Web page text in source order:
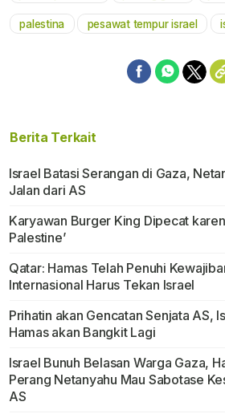
palestina pesawat tempur israel
Berita Terkait
Israel Batasi Serangan di Gaza,
Jalan dari AS
Karyawan Burger King Dipecat
Palestine’
Qatar: Hamas Telah Penuhi
Internasional Harus Tekan Israel
Prihatin akan Gencatan Senjata AS,
Hamas akan Bangkit Lagi
Israel Bunuh Belasan Warga Gaza,
Perang Netanyahu Mau Sabotase
AS